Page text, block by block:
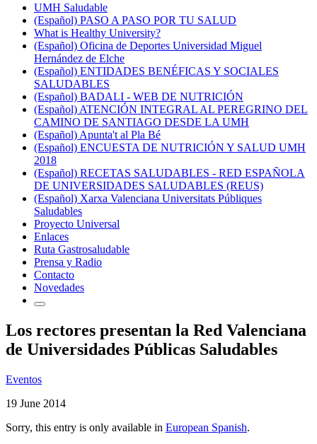
UMH Saludable
(Español) PASO A PASO POR TU SALUD
What is Healthy University?
(Español) Oficina de Deportes Universidad Miguel
Hernández de Elche
(Español) ENTIDADES BENÉFICAS Y SOCIALES
SALUDABLES
(Español) BADALI - WEB DE NUTRICIÓN
(Español) ATENCIÓN INTEGRAL AL PEREGRINO DEL
CAMINO DE SANTIAGO DESDE LA UMH
(Español) Apunta't al Pla Bé
(Español) ENCUESTA DE NUTRICIÓN Y SALUD UMH
2018
(Español) RECETAS SALUDABLES - RED ESPAÑOLA
DE UNIVERSIDADES SALUDABLES (REUS)
(Español) Xarxa Valenciana Universitats Públiques
Saludables
Proyecto Universal
Enlaces
Ruta Gastrosaludable
Prensa y Radio
Contacto
Novedades
Los rectores presentan la Red Valenciana
de Universidades Públicas Saludables
Eventos
19 June 2014
Sorry, this entry is only available in European Spanish.